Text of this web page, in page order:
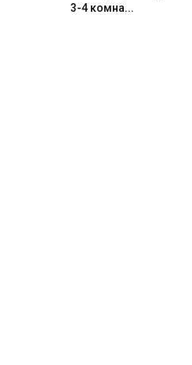
3-4 комна...